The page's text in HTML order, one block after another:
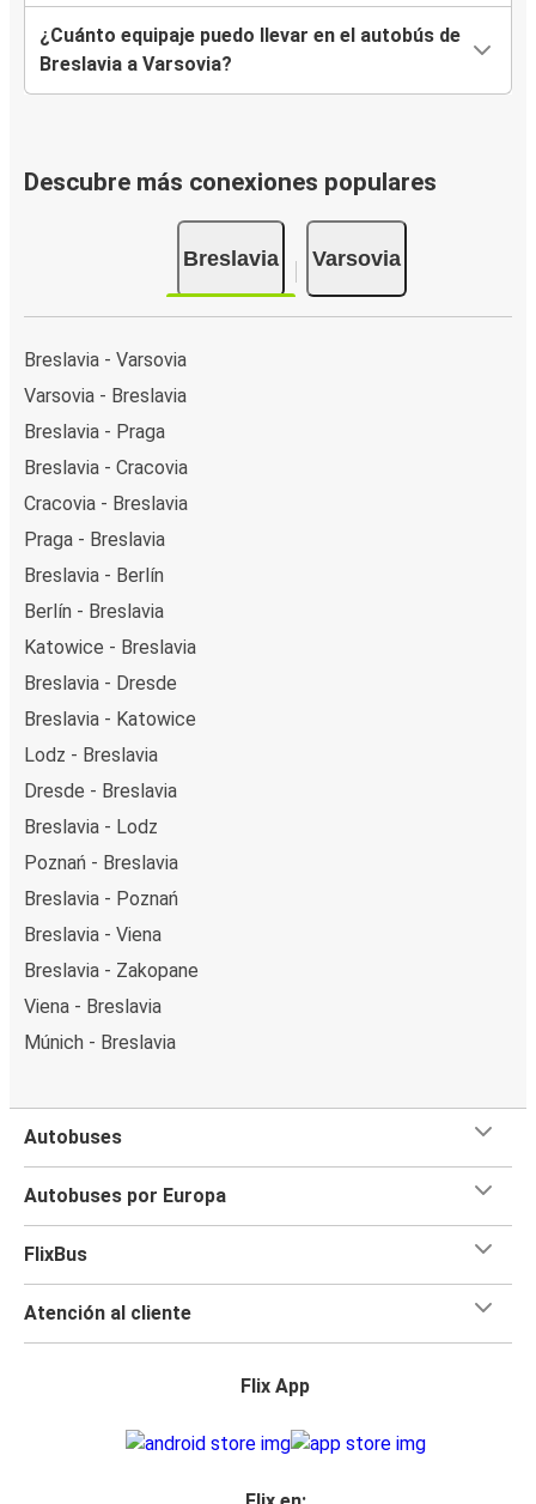
¿Cuánto equipaje puedo llevar en el autobús de
Breslavia a Varsovia?
Descubre más conexiones populares
Breslavia Varsovia
Breslavia - Varsovia
Varsovia - Breslavia
Breslavia - Praga
Breslavia - Cracovia
Cracovia - Breslavia
Praga - Breslavia
Breslavia - Berlín
Berlín - Breslavia
Katowice - Breslavia
Breslavia - Dresde
Breslavia - Katowice
Lodz - Breslavia
Dresde - Breslavia
Breslavia - Lodz
Poznań - Breslavia
Breslavia - Poznań
Breslavia - Viena
Breslavia - Zakopane
Viena - Breslavia
Múnich - Breslavia
Autobuses
Autobuses por Europa
FlixBus
Atención al cliente
Flix App